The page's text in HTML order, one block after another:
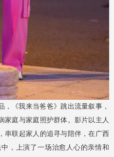
，《我来当爸爸》跳出流量叙事，
家庭与家庭照护群体。影片以主人
串联起家人的追寻与陪伴，在广西
，上演了一场治愈人心的亲情和